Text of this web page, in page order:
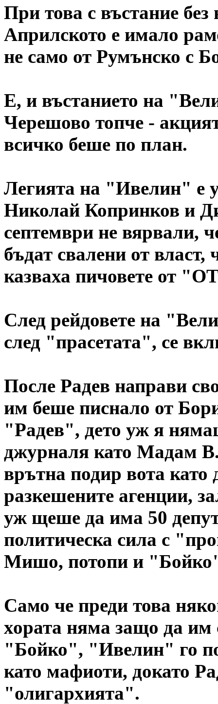
При това с въстание
Априлското е имало
не само от Румънско с
Е, и въстанието на
Черешово топче -
всичко беше по план.
Легията на "Ивелин" е
Николай Копринков и
септември не вярвали,
бъдат свалени от власт,
казваха пичовете от
След рейдовете на
след "прасетата", се
После Радев направи
им беше писнало от
"Радев", дето уж я
джурналя като Мадам
врътна подир вота
разкешените агенции,
уж щеше да има 50
политическа сила с
Мишо, потопи и
Само че преди това
хората няма защо да
"Бойко", "Ивелин" го
като мафиоти, докато
"олигархията".